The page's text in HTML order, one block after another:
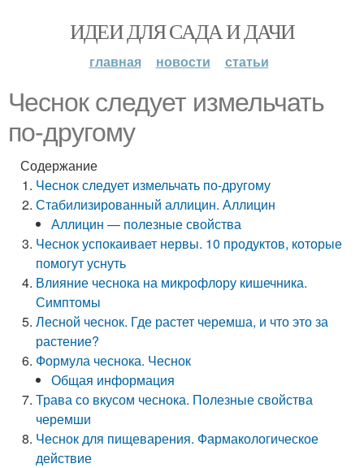
ИДЕИ ДЛЯ САДА И ДАЧИ
главная новости статьи
Чеснок следует измельчать
по-другому
Содержание
Чеснок следует измельчать по-другому
Стабилизированный аллицин. Аллицин
Аллицин — полезные свойства
Чеснок успокаивает нервы. 10 продуктов, которые
помогут уснуть
Влияние чеснока на микрофлору кишечника.
Симптомы
Лесной чеснок. Где растет черемша, и что это за
растение?
Формула чеснока. Чеснок
Общая информация
Трава со вкусом чеснока. Полезные свойства
черемши
Чеснок для пищеварения. Фармакологическое
действие